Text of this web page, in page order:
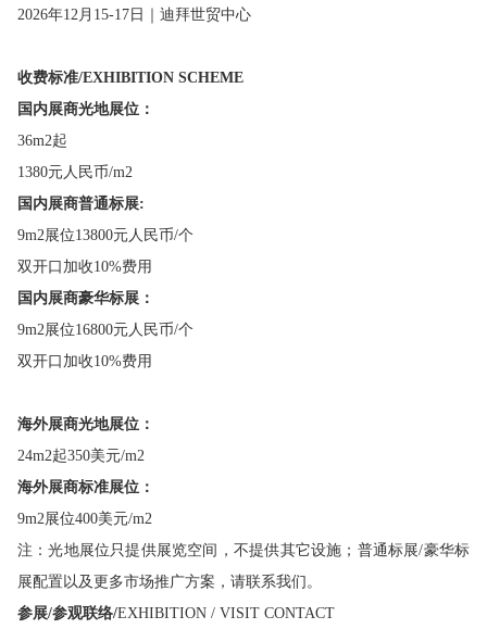
2026年12月15-17日｜迪拜世贸中心
收费标准/EXHIBITION SCHEME
国内展商光地展位 ：
36m2起
1380元人民币/m2
国内展商普通标展:
9m2展位13800元人民币/个
双开口加收10%费用
国内展商豪华标展：
9m2展位16800元人民币/个
双开口加收10%费用
海外展商光地展位：
24m2起350美元/m2
海外展商标准展位：
9m2展位400美元/m2
注：光地展位只提供展览空间，不提供其它设施；普通标展/豪华标
展配置以及更多市场推广方案，请联系我们。
参展/参观联络/EXHIBITION / VISIT CONTACT